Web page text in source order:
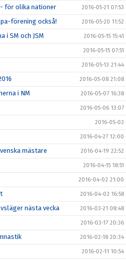
- för olika nationer 2016-05-21 07:53
förening också! 2016-05-20 11:52
i SM och JSM 2016-05-15 15:41
2016-05-15 07:51
2016-05-13 21:44
2016-05-08 21:08
i NM 2016-05-07 16:38
2016-05-06 13:07
2016-05-03
2016-04-27 12:00
mästare 2016-04-19 22:52
2016-04-15 18:51
2016-04-02 21:00
2016-04-02 16:58
nästa vecka 2016-03-21 08:48
2016-03-17 20:36
2016-02-18 20:34
2016-02-11 10:54